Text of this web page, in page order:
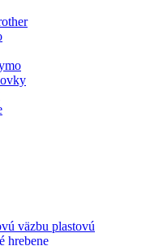
väzbu plastovú
hrebene